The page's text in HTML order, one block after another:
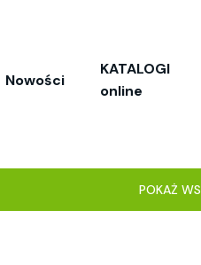
Nowości
KATALOGI
online
POKAŻ